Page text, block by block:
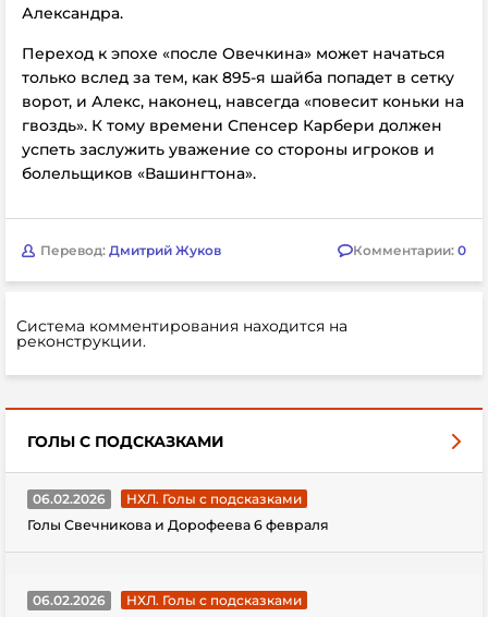
Александра.
Переход к эпохе «после Овечкина» может начаться
только вслед за тем, как 895-я шайба попадет в сетку
ворот, и Алекс, наконец, навсегда «повесит коньки на
гвоздь». К тому времени Спенсер Карбери должен
успеть заслужить уважение со стороны игроков и
болельщиков «Вашингтона».
Перевод: Дмитрий Жуков Комментарии: 0
Система комментирования находится на
реконструкции.
ГОЛЫ С ПОДСКАЗКАМИ
06.02.2026
НХЛ. Голы с подсказками
Голы Свечникова и Дорофеева 6 февраля
06.02.2026
НХЛ. Голы с подсказками